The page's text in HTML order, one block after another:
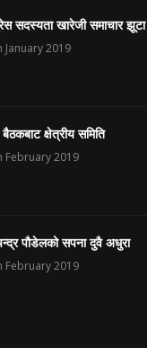
सदस्यता खारेजी समाचार झूटा
January 2019
क्षेत्रीय समिति
February 2019
पौडेलको सपना दुवै अधुरा
February 2019